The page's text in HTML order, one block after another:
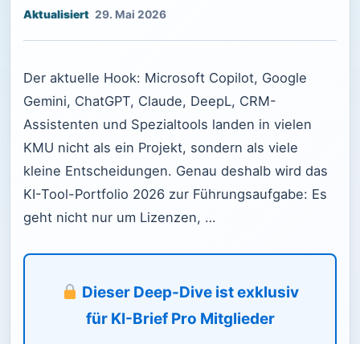
29. Mai 2026
Der aktuelle Hook: Microsoft Copilot, Google
Gemini, ChatGPT, Claude, DeepL, CRM-
Assistenten und Spezialtools landen in vielen
KMU nicht als ein Projekt, sondern als viele
kleine Entscheidungen. Genau deshalb wird das
KI-Tool-Portfolio 2026 zur Führungsaufgabe: Es
geht nicht nur um Lizenzen, …
Dieser Deep-Dive ist exklusiv
für KI-Brief Pro Mitglieder